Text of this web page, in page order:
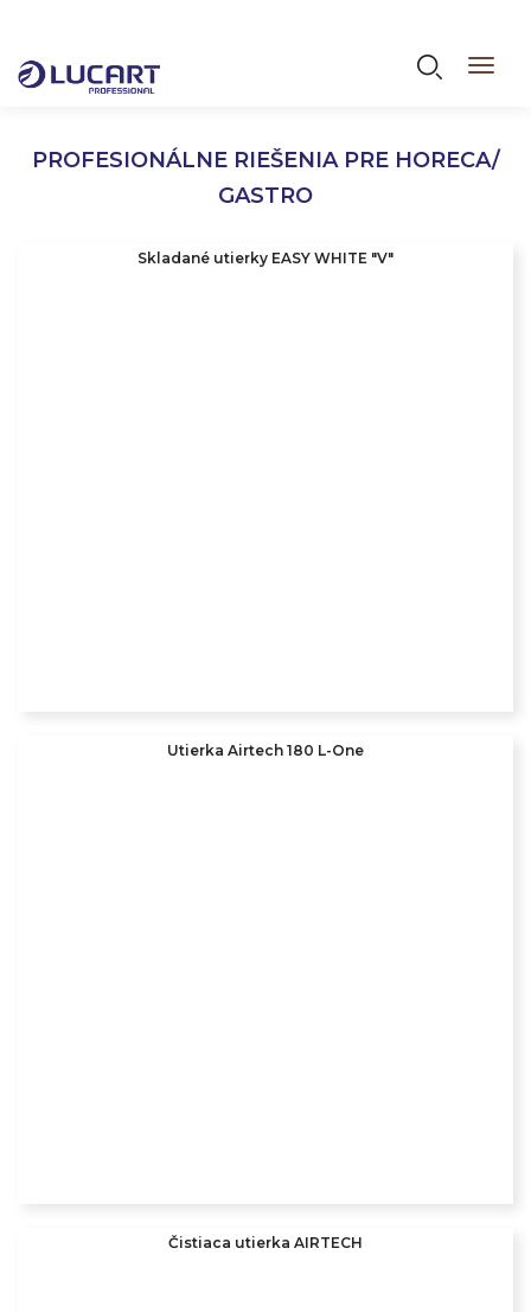
hlavný
PROFESIONÁLNE RIEŠENIA PRE HORECA/
GASTRO
Skladané utierky EASY WHITE "V"
Utierka Airtech 180 L-One
Čistiaca utierka AIRTECH